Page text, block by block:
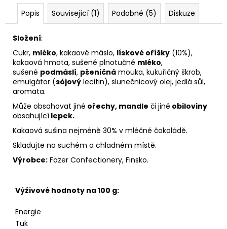
Popis Související (1) Podobné (5) Diskuze
Složení:
Cukr, mléko, kakaové máslo, lískové oříšky (10%),
kakaová hmota, sušené plnotučné mléko,
sušené podmáslí, pšeničná mouka, kukuřičný škrob,
emulgátor (sójový lecitin), slunečnicový olej, jedlá sůl,
aromata.
Může obsahovat jiné ořechy, mandle či jiné obiloviny
obsahující lepek.
Kakaová sušina nejméně 30% v mléčné čokoládě.
Skladujte na suchém a chladném místě.
Výrobce: Fazer Confectionery, Finsko.
Výživové hodnoty na 100 g:
Energie
Tuk
ČOKOLÁDA
60%
12,5G
13